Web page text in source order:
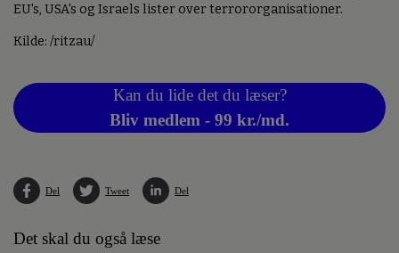
EU's, USA's og Israels lister over terrororganisationer.
Kilde: /ritzau/
Kan du lide det du læser?
Bliv medlem - 99 kr./md.
Del Tweet Del
Det skal du også læse